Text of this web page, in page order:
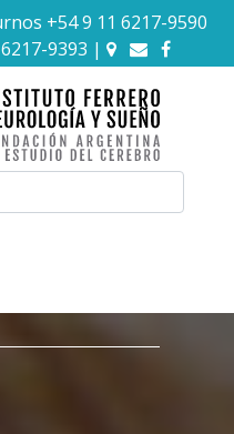
+54 9 11 6217-9590
9393 |